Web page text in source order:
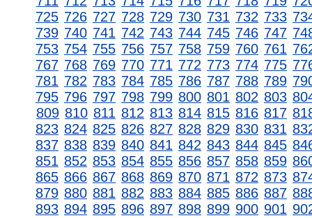
725 726 727 728 729 730 731 732 733
739 740 741 742 743 744 745 746 747
753 754 755 756 757 758 759 760 761
767 768 769 770 771 772 773 774 775
781 782 783 784 785 786 787 788 789
795 796 797 798 799 800 801 802 803
809 810 811 812 813 814 815 816 817
823 824 825 826 827 828 829 830 831
837 838 839 840 841 842 843 844 845
851 852 853 854 855 856 857 858 859
865 866 867 868 869 870 871 872 873
879 880 881 882 883 884 885 886 887
893 894 895 896 897 898 899 900 901